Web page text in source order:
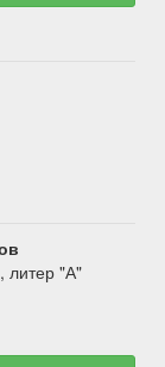
литер "А"